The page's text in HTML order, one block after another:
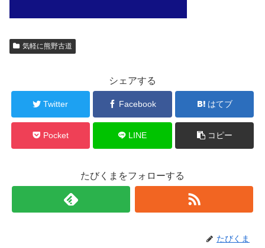
気軽に熊野古道
シェアする
Twitter Facebook はてブ
Pocket LINE コピー
たびくまをフォローする
たびくま